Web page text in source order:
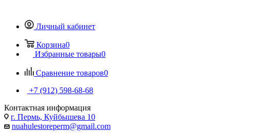
Личный кабинет
Корзина0
Избранные товары0
Сравнение товаров0
+7 (912) 598-68-68
Контактная информация
г. Пермь, Куйбышева 10
nuahulestoreperm@gmail.com